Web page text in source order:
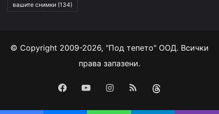
вашите снимки (134)
© Copyright 2009-2026, "Под тепето" ООД. Всички
права запазени.
FacebookYouTubeInstagram
RSS